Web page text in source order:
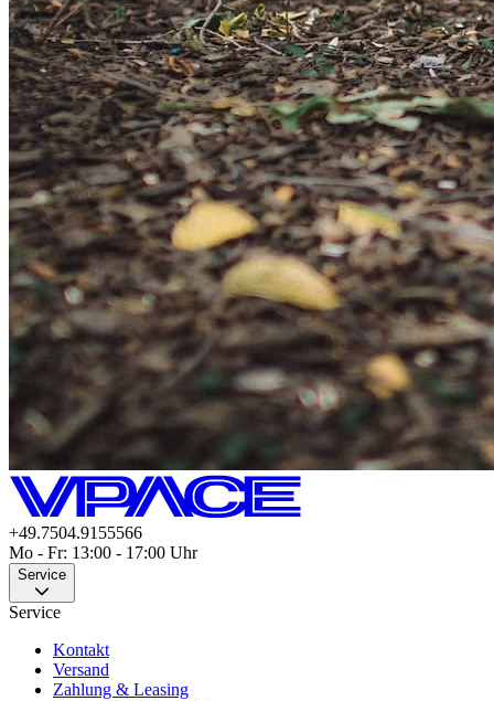
+49.7504.9155566
Mo - Fr: 13:00 - 17:00 Uhr
Service
Service
Kontakt
Versand
Zahlung & Leasing